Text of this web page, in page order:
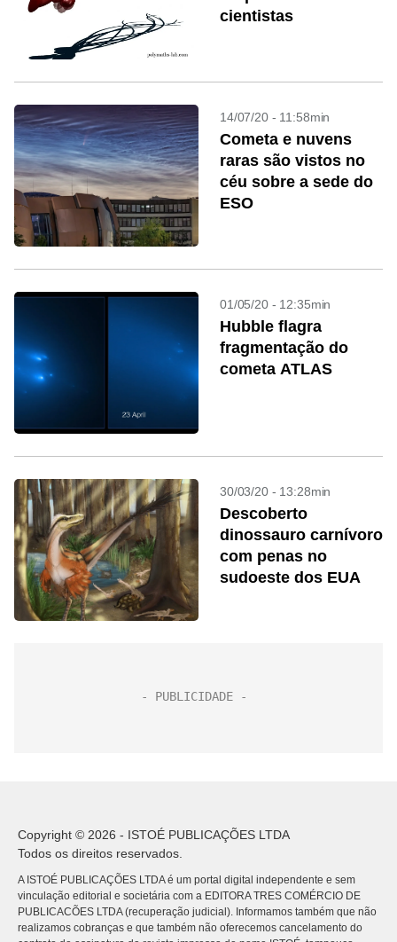
cientistas
14/07/20 - 11:58min
Cometa e nuvens
raras são vistos no
céu sobre a sede do
ESO
01/05/20 - 12:35min
Hubble flagra
fragmentação do
cometa ATLAS
30/03/20 - 13:28min
Descoberto
dinossauro carnívoro
com penas no
sudoeste dos EUA
Copyright © 2026 - ISTOÉ PUBLICAÇÕES LTDA
Todos os direitos reservados.
A ISTOÉ PUBLICAÇÕES LTDA é um portal digital independente e sem
vinculação editorial e societária com a EDITORA TRES COMÉRCIO DE
PUBLICACÕES LTDA (recuperação judicial). Informamos também que não
realizamos cobranças e que também não oferecemos cancelamento do